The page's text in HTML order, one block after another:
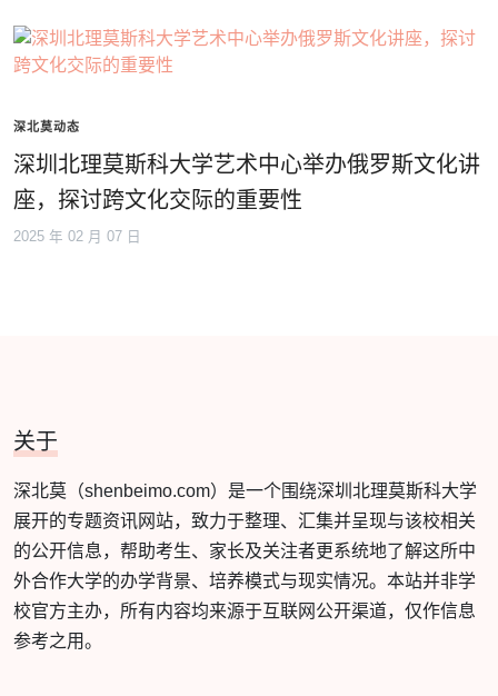
深北莫动态
深圳北理莫斯科大学艺术中心举办俄罗斯文化讲
座，探讨跨文化交际的重要性
2025 年 02 月 07 日
关于
深北莫（shenbeimo.com）是一个围绕深圳北理莫斯科大学
展开的专题资讯网站，致力于整理、汇集并呈现与该校相关
的公开信息，帮助考生、家长及关注者更系统地了解这所中
外合作大学的办学背景、培养模式与现实情况。本站并非学
校官方主办，所有内容均来源于互联网公开渠道，仅作信息
参考之用。